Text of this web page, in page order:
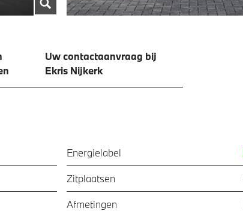
Uw contactaanvraag bij
Ekris Nijkerk
Energielabel
Zitplaatsen
Afmetingen